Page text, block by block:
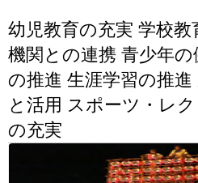
幼児教育の充実 学校
機関との連携 青少年
の推進 生涯学習の推
と活用 スポーツ・レ
の充実